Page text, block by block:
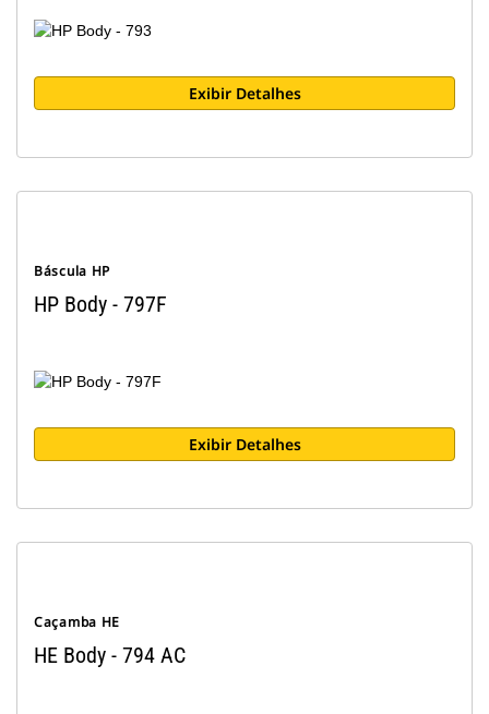
Exibir Detalhes
Báscula HP
HP Body - 797F
Exibir Detalhes
Caçamba HE
HE Body - 794 AC